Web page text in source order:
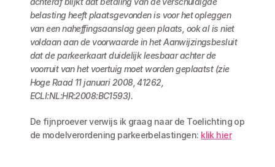
belasting heeft plaatsgevonden is voor het opleggen
van een naheffingsaanslag geen plaats, ook al is niet
voldaan aan de voorwaarde in het Aanwijzingsbesluit
dat de parkeerkaart duidelijk leesbaar achter de
voorruit van het voertuig moet worden geplaatst (zie
Hoge Raad 11 januari 2008, 41262,
ECLI:NL:HR:2008:BC1593).
De fijnproever verwijs ik graag naar de Toelichting op
de modelverordening parkeerbelastingen: klik hier